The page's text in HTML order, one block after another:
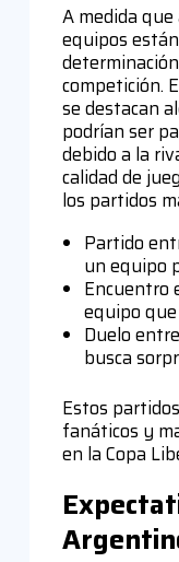
A medida
equipos
competición.
se destacan
podrían ser
debido a la
calidad de
los partidos
Partido
un equipo
Encuentro
equipo
Duelo
busca
Estos
fanáticos y
en la Copa